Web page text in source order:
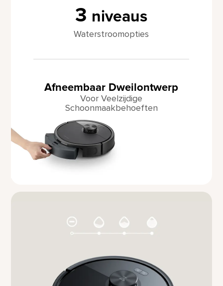
3 niveaus
Waterstroomopties
Afneembaar Dweilontwerp
Voor Veelzijdige
Schoonmaakbehoeften